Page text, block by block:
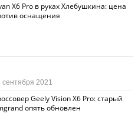
X6 Pro в руках Хлебушкина: цена
оснащения
Geely Vision X6 Pro: старый
опять обновлен
сентября 2021